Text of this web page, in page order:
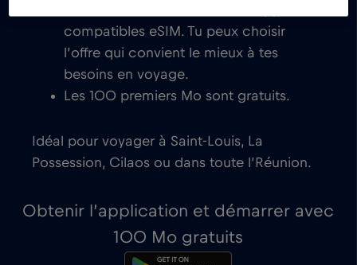
compatibles eSIM. Tu peux choisir
l’offre qui convient le mieux à tes
besoins en voyage.
Les 100 premiers Mo sont gratuits.
Idéal pour voyager à Saint-Louis, La
Possession, Cilaos ou dans toute l’Réunion.
Obtenir l’application et démarrer avec
100 Mo gratuits